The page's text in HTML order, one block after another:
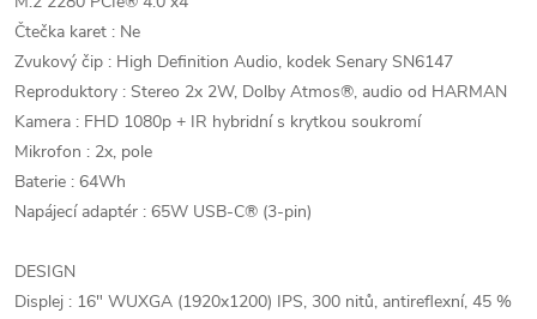
Čtečka karet : Ne
Zvukový čip : High Definition Audio, kodek Senary SN6147
Reproduktory : Stereo 2x 2W, Dolby Atmos®, audio od HARMAN
Kamera : FHD 1080p + IR hybridní s krytkou soukromí
Mikrofon : 2x, pole
Baterie : 64Wh
Napájecí adaptér : 65W USB-C® (3-pin)
DESIGN
Displej : 16" WUXGA (1920x1200) IPS, 300 nitů, antireflexní, 45 %